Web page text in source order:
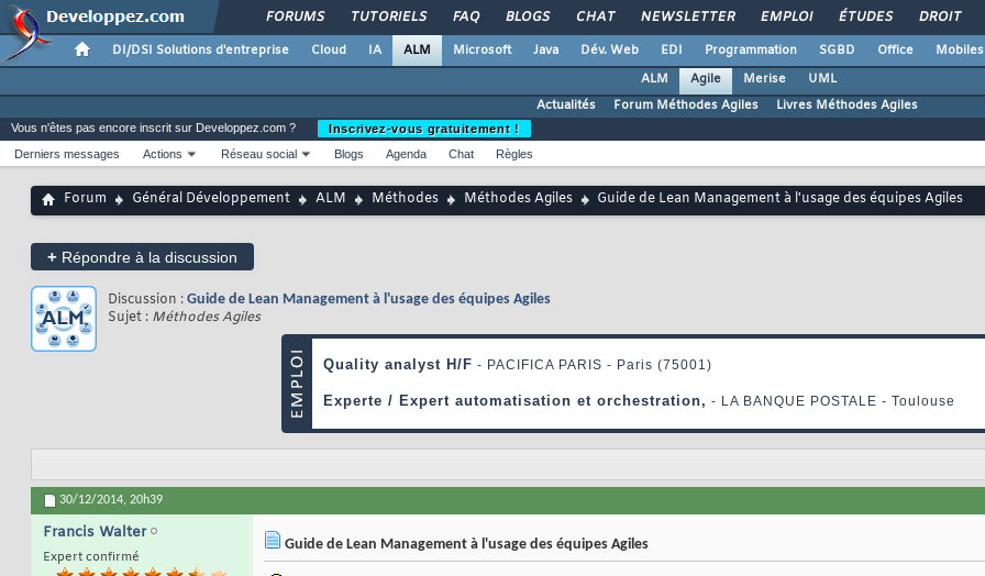
FORUMS TUTORIELS FAQ BLOGS CHAT NEWSLETTER EMPLOI ÉTUDES DROIT
DI/DSI Solutions d'entreprise Cloud IA ALM Microsoft Java Dév. Web EDI Programmation SGBD Office Mobiles
ALM
Agile Merise
UML
Actualités
Forum Méthodes Agiles Livres Méthodes Agiles
Vous n'êtes pas encore inscrit sur Developpez.com ?
Inscrivez-vous gratuitement !
Derniers messages
Actions Réseau social Blogs Agenda Chat Règles
Forum Général Développement ALM Méthodes Méthodes Agiles Guide de Lean Management à l'usage des équipes Agiles
+ Répondre à la discussion
Discussion : Guide de Lean Management à l'usage des équipes Agiles
Sujet : Méthodes Agiles
30/12/2014, 20h39
Francis Walter
Expert confirmé
Guide de Lean Management à l'usage des équipes Agiles